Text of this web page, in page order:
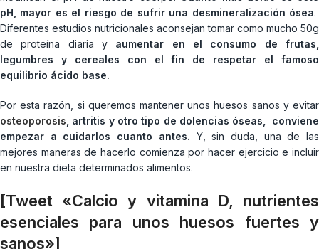
pH, mayor es el riesgo de sufrir una desmineralización ósea.
Diferentes estudios nutricionales aconsejan tomar como mucho 50g
de proteína diaria y aumentar en el consumo de frutas,
legumbres y cereales con el fin de respetar el famoso
equilibrio ácido base.
Por esta razón, si queremos mantener unos huesos sanos y evitar
osteoporosis , artritis y otro tipo de dolencias óseas, conviene
empezar a cuidarlos cuanto antes. Y, sin duda, una de las
mejores maneras de hacerlo comienza por hacer ejercicio e incluir
en nuestra dieta determinados alimentos.
[Tweet «Calcio y vitamina D, nutrientes
esenciales para unos huesos fuertes y
sanos»]